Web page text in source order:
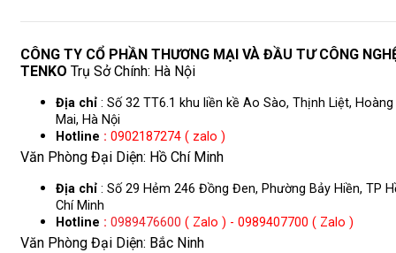
CÔNG TY CỔ PHẦN THƯƠNG MẠI VÀ ĐẦU TƯ CÔNG
TENKO Trụ Sở Chính: Hà Nội
Địa chỉ : Số 32 TT6.1 khu liền kề Ao Sào, Thịnh Liệt, Hoàng
Mai, Hà Nội
Hotline : 0902187274 ( zalo )
Văn Phòng Đại Diện: Hồ Chí Minh
Địa chỉ : Số 29 Hẻm 246 Đồng Đen, Phường Bảy Hiền, TP
Chí Minh
Hotline : 0989476600 ( Zalo ) - 0989407700 ( Zalo )
Văn Phòng Đại Diện: Bắc Ninh